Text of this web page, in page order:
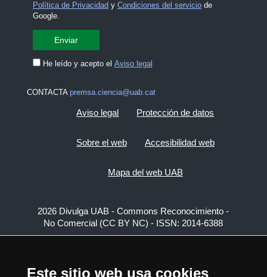
Este sitio web usa cookies
Política de Privacidad y Condiciones del serviciode
Google.
He leído y acepto el Aviso legal
CONTACTA premsa.ciencia@uab.cat
Aviso legal Protección de datos
Sobre el web Accesibilidad web
Mapa del web UAB
2026 Divulga UAB - Commons Reconocimiento -
No Comercial (CC BY NC) - ISSN: 2014-6388